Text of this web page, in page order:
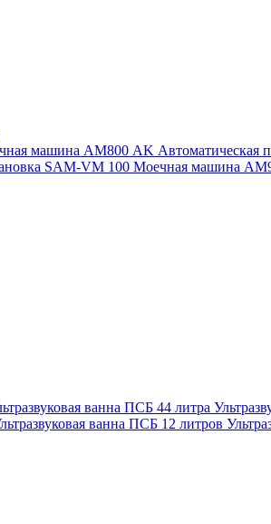
машина АМ800 AK Автоматическая
SAM-VM 100 Моечная машина
ванна ПСБ 44 литра
ванна ПСБ 12 литров